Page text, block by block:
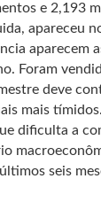
e 2,193
apareceu
aparecem
Foram
deve
mais
dificulta a
seis